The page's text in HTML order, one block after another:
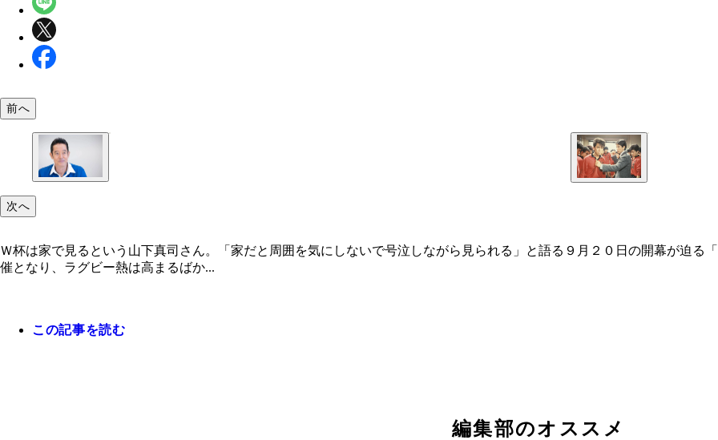
前へ
次へ
Ｗ杯は家で見るという山下真司さん。「家だと周囲を気にしないで号泣しながら見られる」と語る９月２０日の開幕が迫る
催となり、ラグビー熱は高まるばか...
この記事を読む
編集部のオススメ